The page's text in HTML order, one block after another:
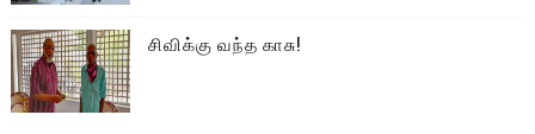
சிவிக்கு வந்த காசு!